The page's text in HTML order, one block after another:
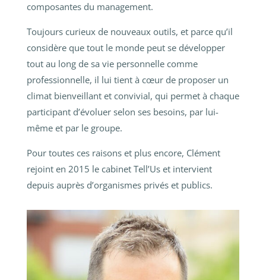
composantes du management.
Toujours curieux de nouveaux outils, et parce qu’il
considère que tout le monde peut se développer
tout au long de sa vie personnelle comme
professionnelle, il lui tient à cœur de proposer un
climat bienveillant et convivial, qui permet à chaque
participant d’évoluer selon ses besoins, par lui-
même et par le groupe.
Pour toutes ces raisons et plus encore, Clément
rejoint en 2015 le cabinet Tell’Us et intervient
depuis auprès d’organismes privés et publics.